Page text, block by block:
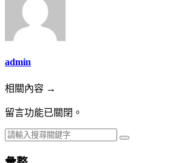
admin
相關內容 →
留言功能已關閉。